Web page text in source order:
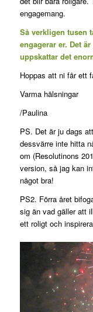
engagemang.
Så verkligen tusen
engagerar er. Det
uppskattar det
Hoppas att ni får ett
Varma hälsningar
/Paulina
PS. Det är ju dags
dessvärre inte hitta
om (Resolutinons
version, så jag kan
något bra!
PS2. Förra året
sig än vad gäller att
ett roligt och